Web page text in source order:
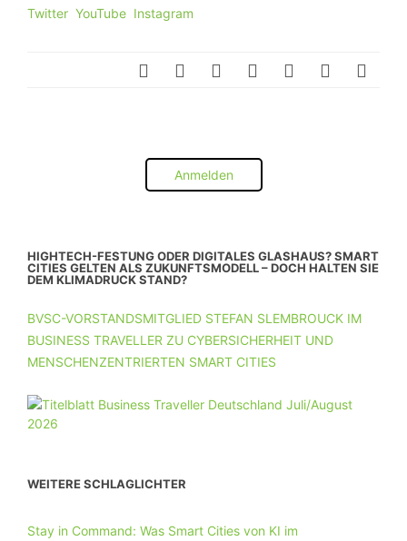
Twitter YouTube Instagram
Anmelden
HIGHTECH-FESTUNG ODER DIGITALES GLASHAUS? SMART
CITIES GELTEN ALS ZUKUNFTSMODELL – DOCH HALTEN SIE
DEM KLIMADRUCK STAND?
BVSC-VORSTANDSMITGLIED STEFAN SLEMBROUCK IM
BUSINESS TRAVELLER ZU CYBERSICHERHEIT UND
MENSCHENZENTRIERTEN SMART CITIES
WEITERE SCHLAGLICHTER
Stay in Command: Was Smart Cities von KI im